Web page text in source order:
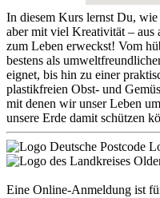
In diesem Kurs lernst Du,
aber mit viel Kreativität – aus
zum Leben erweckst! Vom
bestens als
eignet, bis hin zu einer
plastikfreien Obst- und
mit denen wir unser Leben
unsere Erde damit schützen
Eine Online-Anmeldung ist